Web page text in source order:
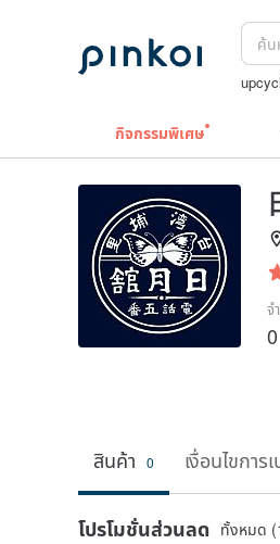
กิจกรรมพิเศษ
จ
0
สินค้า 0 เงื่อนไขกา
โปรโมชั่นส่วนลด ทั้งหมด